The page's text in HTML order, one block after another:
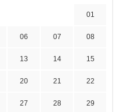
01
06 07 08
13 14 15
20 21 22
27 28 29